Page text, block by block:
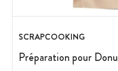
SCRAPCOOKING
Préparation pour